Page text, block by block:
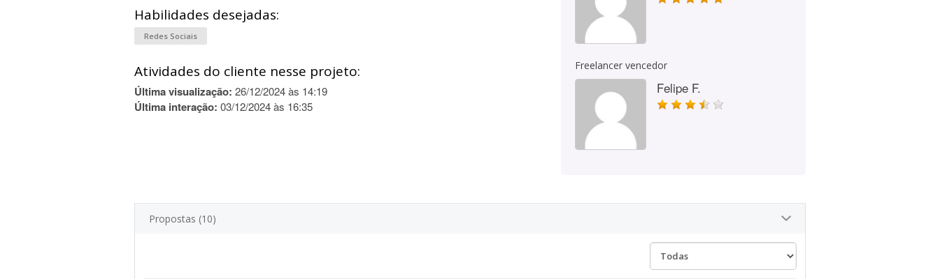
Habilidades desejadas:
Redes Sociais
Atividades do cliente nesse projeto:
Última visualização: 26/12/2024 às 14:19
Última interação: 03/12/2024 às 16:35
Freelancer vencedor
Felipe F.
Propostas (10)